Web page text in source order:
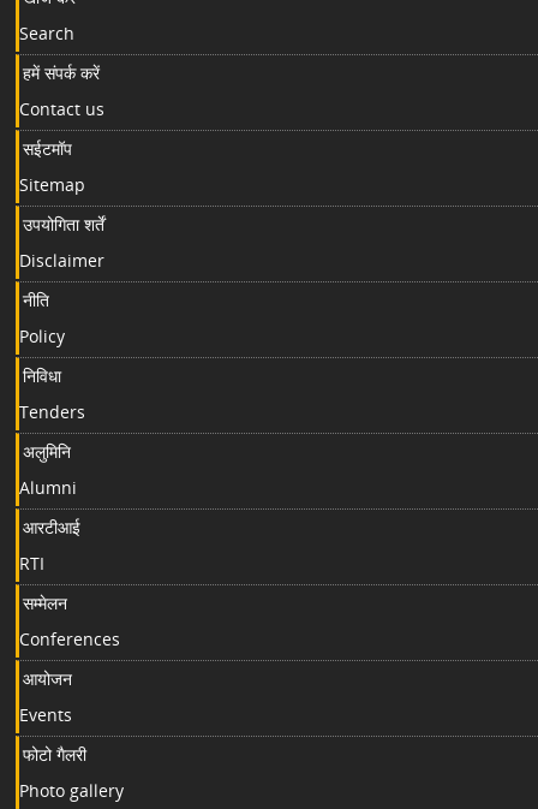
Search
हमें संपर्क करें
Contact us
सईटमॉप
Sitemap
उपयोगिता शर्तें
Disclaimer
नीति
Policy
निविधा
Tenders
अलुमिनि
Alumni
आरटीआई
RTI
सम्मेलन
Conferences
आयोजन
Events
फोटो गैलरी
Photo gallery